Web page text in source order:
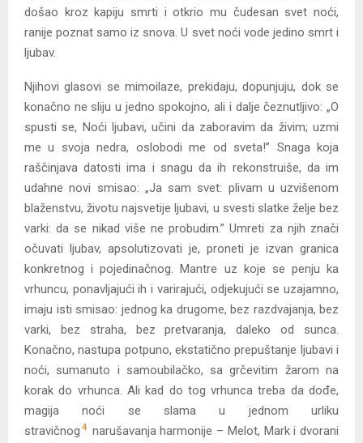
došao kroz kapiju smrti i otkrio mu čudesan svet noći,
ranije poznat samo iz snova. U svet noći vode jedino smrt i
ljubav.
Njihovi glasovi se mimoilaze, prekidaju, dopunjuju, dok se
konačno ne sliju u jedno spokojno, ali i dalje čeznutljivo: „O
spusti se, Noći ljubavi, učini da zaboravim da živim; uzmi
me u svoja nedra, oslobodi me od sveta!” Snaga koja
raščinjava datosti ima i snagu da ih rekonstruiše, da im
udahne novi smisao: „Ja sam svet: plivam u uzvišenom
blaženstvu, životu najsvetije ljubavi, u svesti slatke želje bez
varki: da se nikad više ne probudim.” Umreti za njih znači
očuvati ljubav, apsolutizovati je, proneti je izvan granica
konkretnog i pojedinačnog. Mantre uz koje se penju ka
vrhuncu, ponavljajući ih i varirajući, odjekujući se uzajamno,
imaju isti smisao: jednog ka drugome, bez razdvajanja, bez
varki, bez straha, bez pretvaranja, daleko od sunca.
Konačno, nastupa potpuno, ekstatično prepuštanje ljubavi i
noći, sumanuto i samoubilačko, sa grčevitim žarom na
korak do vrhunca. Ali kad do tog vrhunca treba da dođe,
magija noći se slama u jednom urliku
stravičnog 4 narušavanja harmonije – Melot, Mark i dvorani